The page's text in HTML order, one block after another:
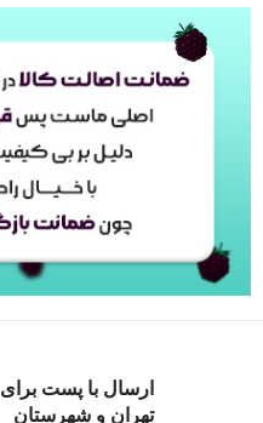
ارسال با پست برای
تهران و شهرستان